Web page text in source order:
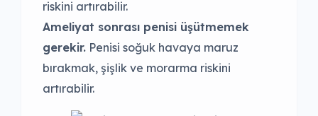
riskini artırabilir.
Ameliyat sonrası penisi üşütmemek
gerekir. Penisi soğuk havaya maruz
bırakmak, şişlik ve morarma riskini
artırabilir.